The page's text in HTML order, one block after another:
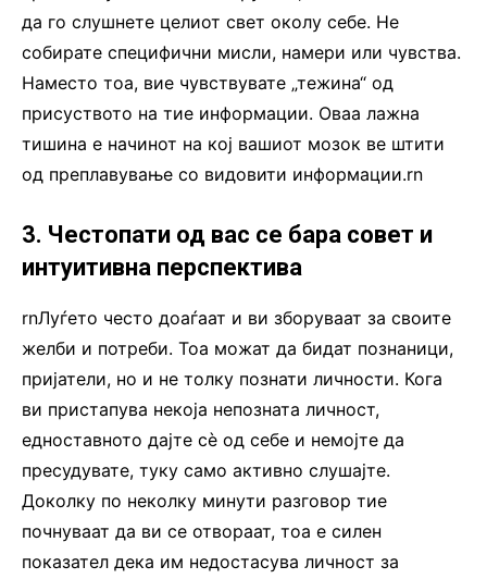
да го слушнете целиот свет околу себе. Не
собирате специфични мисли, намери или чувства.
Наместо тоа, вие чувствувате „тежина“ од
присуството на тие информации. Оваа лажна
тишина е начинот на кој вашиот мозок ве штити
од преплавување со видовити информации.rn
3. Честопати од вас се бара совет и
интуитивна перспектива
rnЛуѓето често доаѓаат и ви зборуваат за своите
желби и потреби. Тоа можат да бидат познаници,
пријатели, но и не толку познати личности. Кога
ви пристапува некоја непозната личност,
едноставното дајте сѐ од себе и немојте да
пресудувате, туку само активно слушајте.
Доколку по неколку минути разговор тие
почнуваат да ви се отвораат, тоа е силен
показател дека им недостасува личност за